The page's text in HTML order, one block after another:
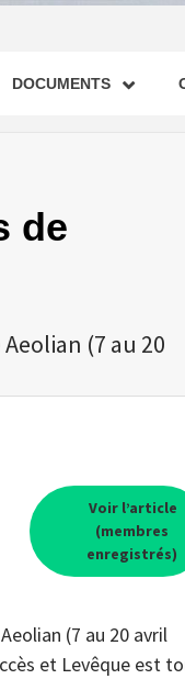
DOCUMENTS
de
(7 au 20
Voir l’article
(membres
enregistrés)
(7 au 20 avril
et Levêque est